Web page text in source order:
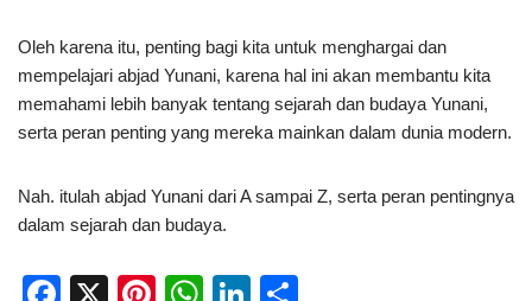
Oleh karena itu, penting bagi kita untuk menghargai dan
mempelajari abjad Yunani, karena hal ini akan membantu kita
memahami lebih banyak tentang sejarah dan budaya Yunani,
serta peran penting yang mereka mainkan dalam dunia modern.
Nah. itulah abjad Yunani dari A sampai Z, serta peran pentingnya
dalam sejarah dan budaya.